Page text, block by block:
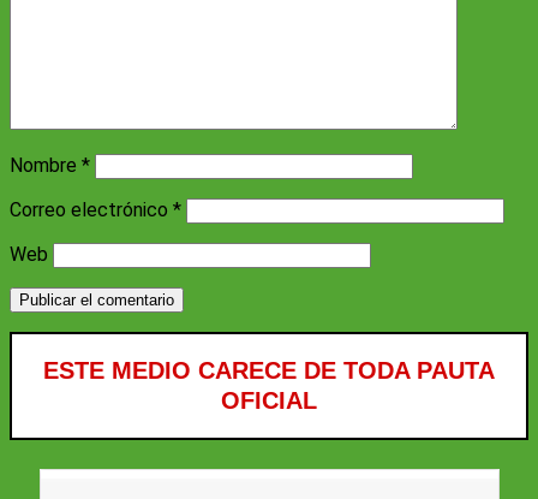
Nombre *
Correo electrónico *
Web
ESTE MEDIO CARECE DE TODA PAUTA
OFICIAL